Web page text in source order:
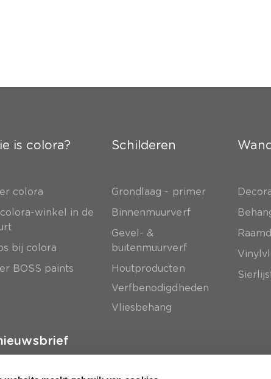
is colora?
colora
winkel in de
bij colora
BOSS paints
Schilderen
Grondlaag - primer
Binnenmuurverf
Gevel- &
buitenmuurverf
Houtproducten
Verfbenodigdheden
Vliesbehang